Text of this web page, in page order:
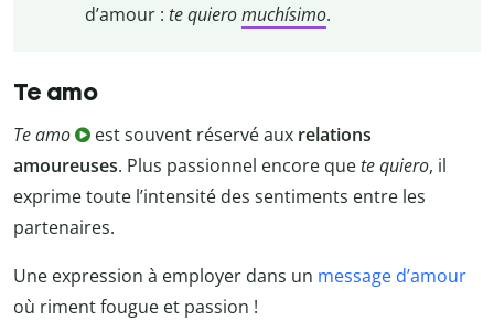
d’amour : te quieromuchísimo.
Te amo
Te amo est souvent réservé aux relations
amoureuses. Plus passionnel encore quete quiero, il
exprime toute l’intensité des sentiments entre les
partenaires.
Une expression à employer dans un message d’amour
où riment fougue et passion !